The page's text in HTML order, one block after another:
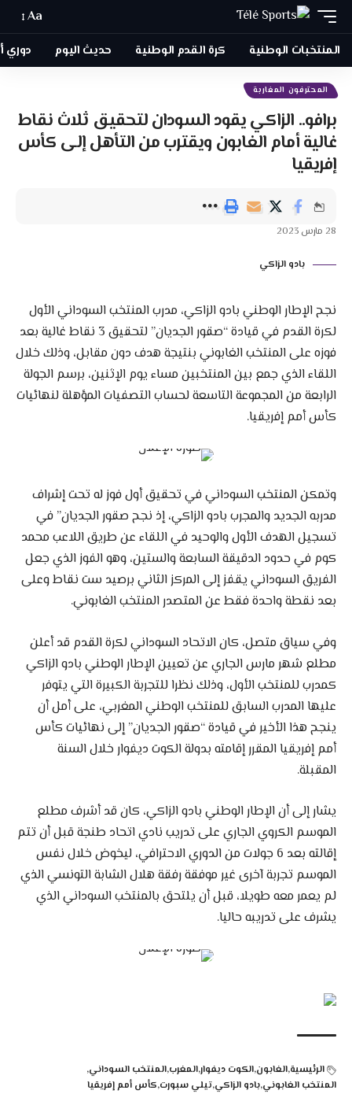
Aa
المنتخبات الوطنية كرة القدم الوطنية حديث اليوم دوري
المحترفون المغاربة
برافو.. الزاكي يقود السودان لتحقيق ثلاث نقاط
غالية أمام الغابون ويقترب من التأهل إلى كأس
إفريقيا
بادو الزاكي
نجح الإطار الوطني بادو الزاكي، مدرب المنتخب السوداني الأول
لكرة القدم في قيادة “صقور الجديان” لتحقيق 3 نقاط غالية بعد
فوزه على المنتخب الغابوني بنتيجة هدف دون مقابل، وذلك خلال
اللقاء الذي جمع بين المنتخبين مساء يوم الإثنين، برسم الجولة
الرابعة من المجموعة التاسعة لحساب التصفيات المؤهلة لنهائيات
كأس أمم إفريقيا.
وتمكن المنتخب السوداني في تحقيق أول فوز له تحت إشراف
مدربه الجديد والمجرب بادو الزاكي، إذ نجح صقور الجديان” في
تسجيل الهدف الأول والوحيد في اللقاء عن طريق اللاعب محمد
كوم في حدود الدقيقة السابعة والستين، وهو الفوز الذي جعل
الفريق السوداني يقفز إلى المركز الثاني برصيد ست نقاط وعلى
بعد نقطة واحدة فقط عن المتصدر المنتخب الغابوني.
وفي سياق متصل، كان الاتحاد السوداني لكرة القدم قد أعلن
مطلع شهر مارس الجاري عن تعيين الإطار الوطني بادو الزاكي
كمدرب للمنتخب الأول، وذلك نظرا للتجربة الكبيرة التي يتوفر
عليها المدرب السابق للمنتخب الوطني المغربي، على أمل أن
ينجح هذا الأخير في قيادة “صقور الجديان” إلى نهائيات كأس
أمم إفريقيا المقرر إقامته بدولة الكوت ديفوار خلال السنة
المقبلة.
يشار إلى أن الإطار الوطني بادو الزاكي، كان قد أشرف مطلع
الموسم الكروي الجاري على تدريب نادي اتحاد طنجة قبل أن تتم
إقالته بعد 6 جولات من الدوري الاحترافي، ليخوض خلال نفس
الموسم تجربة آخرى غير موفقة رفقة هلال الشابة التونسي الذي
لم يعمر معه طويلا، قبل أن يلتحق بالمنتخب السوداني الذي
يشرف على تدريبه حاليا.
الرئيسيةالغابونالكوت ديفوارالمغربالمنتخب السوداني
المنتخب الغابونيبادو الزاكيتيلي سبورتكأس أمم إفريقيا